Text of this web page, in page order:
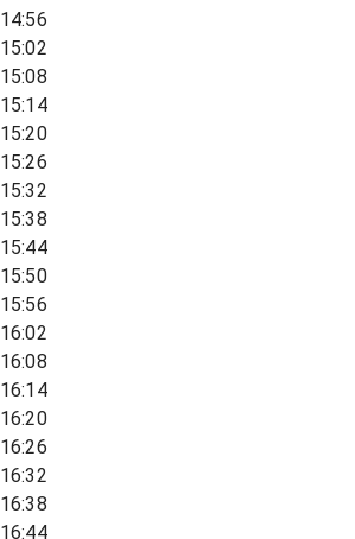
14:56
15:02
15:08
15:14
15:20
15:26
15:32
15:38
15:44
15:50
15:56
16:02
16:08
16:14
16:20
16:26
16:32
16:38
16:44